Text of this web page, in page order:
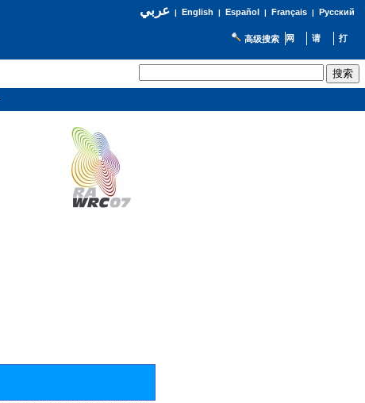
عربي| English | Español | Français| Русский
高级搜索